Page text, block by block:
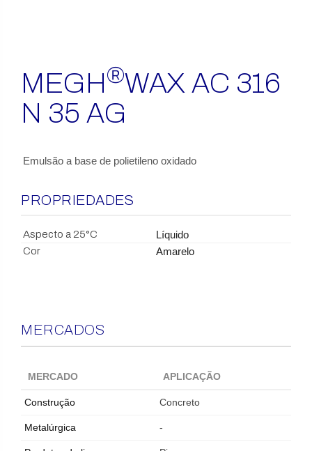
MEGH®WAX AC 316
N 35 AG
Emulsão a base de polietileno oxidado
PROPRIEDADES
Aspecto a 25°C Líquido
Cor Amarelo
MERCADOS
MERCADO APLICAÇÃO
Construção Concreto
Metalúrgica -